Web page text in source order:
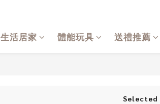
生活居家 體能玩具 送禮推薦
Selected